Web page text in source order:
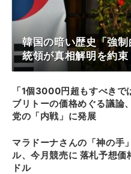
韓国の暗い歴史「強
統領が真相解明を約束
「1個3000円超もすべきで
ブリトーの価格めぐる議論
党の「内戦」に発展
マラドーナさんの「神の手
ル、今月競売に 落札予想価
ドル